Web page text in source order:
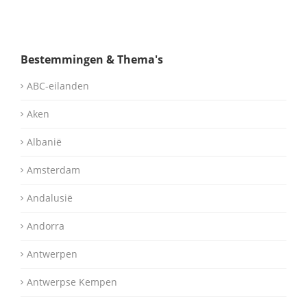
Bestemmingen & Thema's
ABC-eilanden
Aken
Albanië
Amsterdam
Andalusië
Andorra
Antwerpen
Antwerpse Kempen